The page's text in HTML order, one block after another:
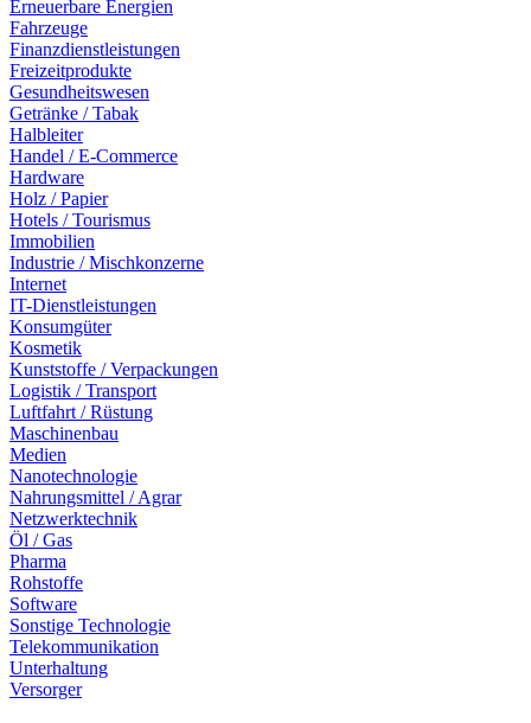
Erneuerbare Energien
Fahrzeuge
Finanzdienstleistungen
Freizeitprodukte
Gesundheitswesen
Getränke / Tabak
Halbleiter
Handel / E-Commerce
Hardware
Holz / Papier
Hotels / Tourismus
Immobilien
Industrie / Mischkonzerne
Internet
IT-Dienstleistungen
Konsumgüter
Kosmetik
Kunststoffe / Verpackungen
Logistik / Transport
Luftfahrt / Rüstung
Maschinenbau
Medien
Nanotechnologie
Nahrungsmittel / Agrar
Netzwerktechnik
Öl / Gas
Pharma
Rohstoffe
Software
Sonstige Technologie
Telekommunikation
Unterhaltung
Versorger